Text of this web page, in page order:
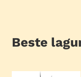
Beste